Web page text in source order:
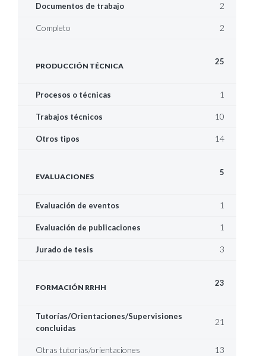
Documentos de trabajo 2
Completo 2
PRODUCCIÓN TÉCNICA 25
Procesos o técnicas 1
Trabajos técnicos 10
Otros tipos 14
EVALUACIONES 5
Evaluación de eventos 1
Evaluación de publicaciones 1
Jurado de tesis 3
FORMACIÓN RRHH 23
Tutorías/Orientaciones/Supervisiones
concluidas
21
Otras tutorías/orientaciones 13